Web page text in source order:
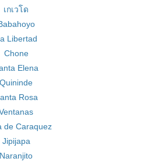
เกเวโด
Libertad
Chone
Elena
Quininde
Rosa
de Caraquez
Jipijapa
Naranjito